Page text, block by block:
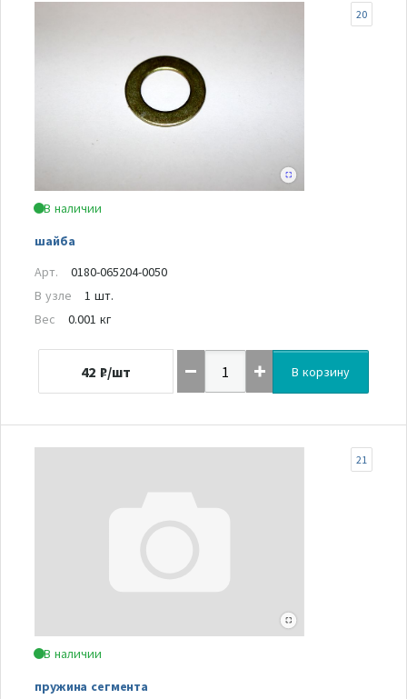
В наличии
шайба
20
Арт.
0180-065204-0050
В узле
1 шт.
Вес
0.001 кг
42 ₽/шт В корзину
В наличии
пружина сегмента
21